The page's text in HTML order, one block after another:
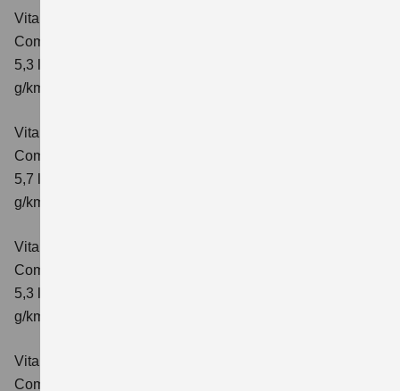
Vitara 1.4 BOOSTERJET HYBRID
Comfort
5,3 l/100km; kombinierter Wert der CO₂-Emission: 119
g/km; CO₂-Klasse: D
Vitara 1.4 BOOSTERJET HYBRID AT
Comfort
5,7 l/100 km; kombinierter Wert der CO₂-Emission: 129
g/km; CO₂-Klasse: D
Vitara 1.4 BOOSTERJET HYBRID
Comfort+
5,3 l/100km; kombinierter Wert der CO₂-Emission: 120
g/km; CO₂-Klasse: D
Vitara 1.4 BOOSTERJET HYBRID AT
Comfort+